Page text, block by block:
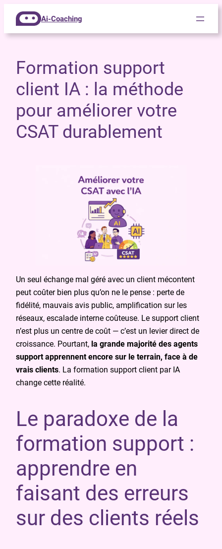
Ai-Coaching
Formation support
client IA : la méthode
pour améliorer votre
CSAT durablement
Un seul échange mal géré avec un client mécontent
peut coûter bien plus qu’on ne le pense : perte de
fidélité, mauvais avis public, amplification sur les
réseaux, escalade interne coûteuse. Le support client
n’est plus un centre de coût — c’est un levier direct de
croissance. Pourtant, la grande majorité des agents
support apprennent encore sur le terrain, face à de
vrais clients. La formation support client par IA
change cette réalité.
Le paradoxe de la
formation support :
apprendre en
faisant des erreurs
sur des clients réels